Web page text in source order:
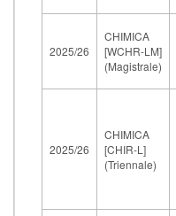
2025/26
CHIMICA
[WCHR-LM]
(Magistrale)
2025/26
CHIMICA
[CHIR-L]
(Triennale)